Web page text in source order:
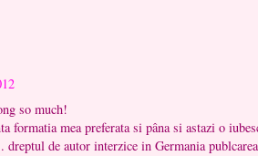
so much!
formatia mea preferata si pâna si astazi o
dreptul de autor interzice in Germania